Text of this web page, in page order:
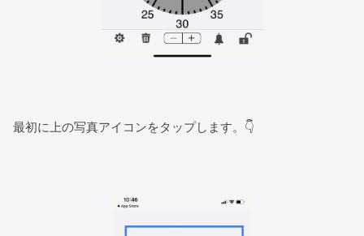
最初に上の写真アイコンをタップします。👇